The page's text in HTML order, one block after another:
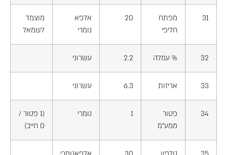
31
מפתח
חליפי
20
אלפא
נומרי
מוצמד
לשמאל
32 % עמלה 2.2 עשרוני
33 אריזות 6.3 עשרוני
34
פטור
ממע"מ
1 נומרי
(1 פטור /
0 חייב)